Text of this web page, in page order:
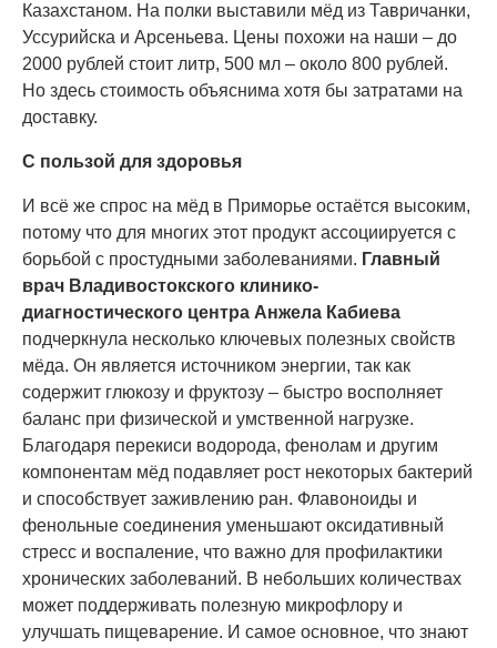
Казахстаном. На полки выставили мёд из Тавричанки,
Уссурийска и Арсеньева. Цены похожи на наши – до
2000 рублей стоит литр, 500 мл – около 800 рублей.
Но здесь стоимость объяснима хотя бы затратами на
доставку.
С пользой для здоровья
И всё же спрос на мёд в Приморье остаётся высоким,
потому что для многих этот продукт ассоциируется с
борьбой с простудными заболеваниями. Главный
врач Владивостокского клинико-
диагностического центра Анжела Кабиева
подчеркнула несколько ключевых полезных свойств
мёда. Он является источником энергии, так как
содержит глюкозу и фруктозу – быстро восполняет
баланс при физической и умственной нагрузке.
Благодаря перекиси водорода, фенолам и другим
компонентам мёд подавляет рост некоторых бактерий
и способствует заживлению ран. Флавоноиды и
фенольные соединения уменьшают оксидативный
стресс и воспаление, что важно для профилактики
хронических заболеваний. В небольших количествах
может поддерживать полезную микрофлору и
улучшать пищеварение. И самое основное, что знают